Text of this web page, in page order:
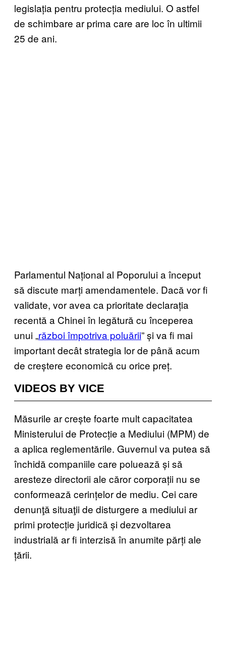
legislația pentru protecția mediului. O astfel
de schimbare ar prima care are loc în ultimii
25 de ani.
Parlamentul Național al Poporului a început
să discute marți amendamentele. Dacă vor fi
validate, vor avea ca prioritate declarația
recentă a Chinei în legătură cu începerea
unui „război împotriva poluării” și va fi mai
important decât strategia lor de până acum
de creștere economică cu orice preț.
VIDEOS BY VICE
Măsurile ar crește foarte mult capacitatea
Ministerului de Protecție a Mediului (MPM) de
a aplica reglementările. Guvernul va putea să
închidă companiile care poluează și să
aresteze directorii ale căror corporații nu se
conformează cerințelor de mediu. Cei care
denunţă situaţii de disturgere a mediului ar
primi protecție juridică și dezvoltarea
industrială ar fi interzisă în anumite părți ale
țării.